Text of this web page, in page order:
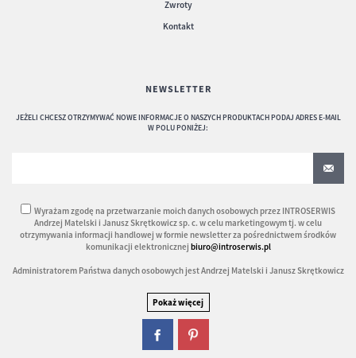
Zwroty
Kontakt
NEWSLETTER
JEŻELI CHCESZ OTRZYMYWAĆ NOWE INFORMACJE O NASZYCH PRODUKTACH PODAJ ADRES E-MAIL
W POLU PONIŻEJ:
Wyrażam zgodę na przetwarzanie moich danych osobowych przez INTROSERWIS
Andrzej Matelski i Janusz Skrętkowicz sp. c. w celu marketingowym tj. w celu
otrzymywania informacji handlowej w formie newsletter za pośrednictwem środków
komunikacji elektronicznej biuro@introserwis.pl
Administratorem Państwa danych osobowych jest Andrzej Matelski i Janusz Skrętkowicz